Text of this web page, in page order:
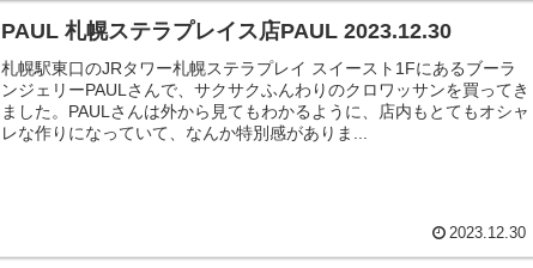
PAUL 札幌ステラプレイス店PAUL 2023.12.30
札幌駅東口のJRタワー札幌ステラプレイ スイースト1Fにあるブーラ
ンジェリーPAULさんで、サクサクふんわりのクロワッサンを買ってき
ました。PAULさんは外から見てもわかるように、店内もとてもオシャ
レな作りになっていて、なんか特別感がありま...
2023.12.30